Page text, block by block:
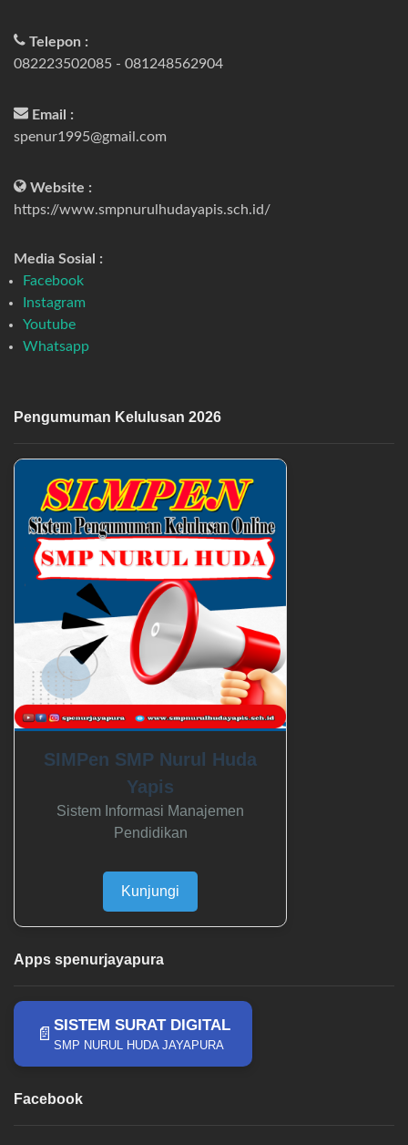
Telepon :
082223502085 - 081248562904
Email :
spenur1995@gmail.com
Website :
https://www.smpnurulhudayapis.sch.id/
Media Sosial :
Facebook
Instagram
Youtube
Whatsapp
Pengumuman Kelulusan 2026
SIMPen SMP Nurul Huda
Yapis
Sistem Informasi Manajemen
Pendidikan
Kunjungi
Apps spenurjayapura
📄 SISTEM SURAT DIGITAL
SMP NURUL HUDA JAYAPURA
Facebook